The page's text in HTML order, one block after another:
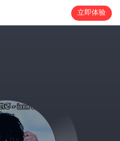
立即体验